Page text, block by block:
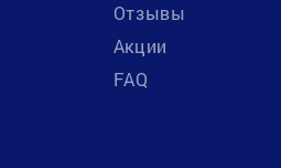
Отзывы
Акции
FAQ